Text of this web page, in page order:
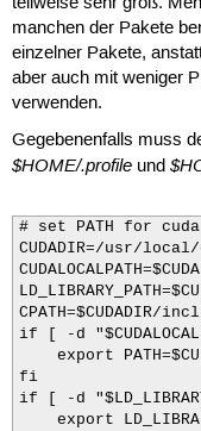
manchen der Pakete
einzelner Pakete,
aber auch mit weniger
verwenden.
Gegebenenfalls muss
$HOME/.profileund
# set PATH for
CUDADIR=/usr/local/
CPATH=$CUDADIR/
if [ -d
export
fi
if [ -d
export